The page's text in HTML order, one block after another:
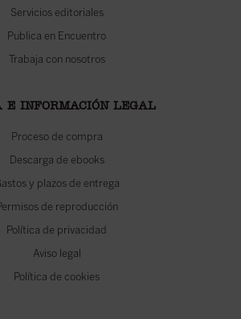
Servicios editoriales
Publica en Encuentro
Trabaja con nosotros
E INFORMACIÓN LEGAL
Proceso de compra
Descarga de ebooks
y plazos de entrega
de reproducción
Política de privacidad
Aviso legal
Política de cookies